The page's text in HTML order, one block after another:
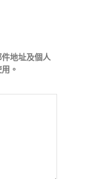
地址及個人
。